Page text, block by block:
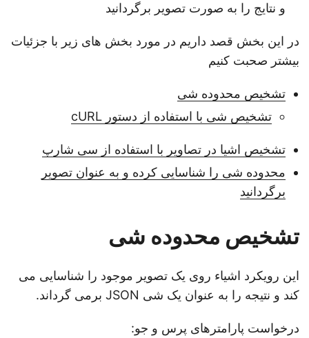
و نتایج را به صورت تصویر برگردانید
در این بخش قصد داریم در مورد بخش های زیر با جزئیات
بیشتر صحبت کنیم
تشخیص محدوده شی
تشخیص شی با استفاده از دستور cURL
تشخیص اشیا در تصاویر با استفاده از سی شارپ
محدوده شی را شناسایی کرده و به عنوان تصویر
برگردانید
تشخیص محدوده شی
این رویکرد اشیاء روی یک تصویر موجود را شناسایی می
کند و نتیجه را به عنوان یک شی JSON برمی گرداند.
درخواست پارامترهای پرس و جو: